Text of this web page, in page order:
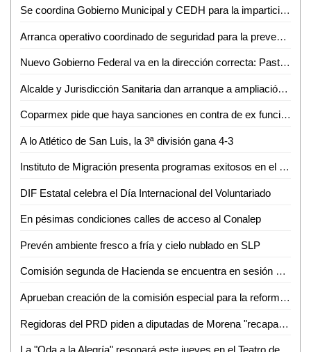
Se coordina Gobierno Municipal y CEDH para la impartición del taller sobre Violencia de Género contra las Mujeres
Arranca operativo coordinado de seguridad para la prevención de delitos
Nuevo Gobierno Federal va en la dirección correcta: Pastor del Ángel
Alcalde y Jurisdicción Sanitaria dan arranque a ampliación de centro de salud en Nuevo Jomté
Coparmex pide que haya sanciones en contra de ex funcionarios de Interapas
A lo Atlético de San Luis, la 3ª división gana 4-3
Instituto de Migración presenta programas exitosos en el Congreso de la Unión
DIF Estatal celebra el Día Internacional del Voluntariado
En pésimas condiciones calles de acceso al Conalep
Prevén ambiente fresco a fría y cielo nublado en SLP
Comisión segunda de Hacienda se encuentra en sesión permanente para el análisis de las leyes de ingresos de 29 municipios
Aprueban creación de la comisión especial para la reforma político-electoral del congreso del Estado
Regidoras del PRD piden a diputadas de Morena "recapacitar" y no aprobar aumento al agua
La "Oda a la Alegría" resonará este jueves en el Teatro de la Paz